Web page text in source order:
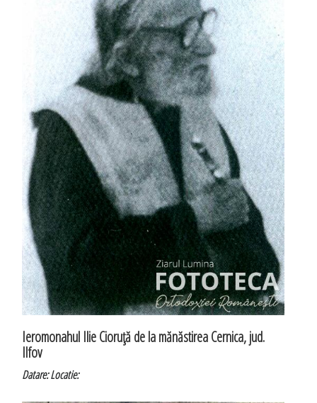
Ieromonahul Ilie Cioruţă de la mănăstirea Cernica, jud.
Ilfov
Datare:Locatie: